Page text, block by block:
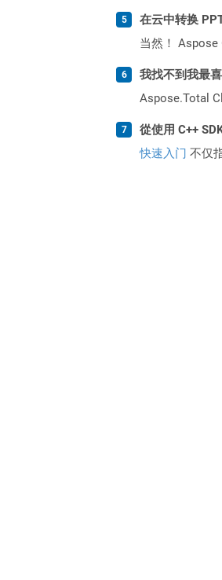
在云中转换
当然！ Aspose
我找不到我最
Aspose.Total
從使用 C++
快速入门 不仅